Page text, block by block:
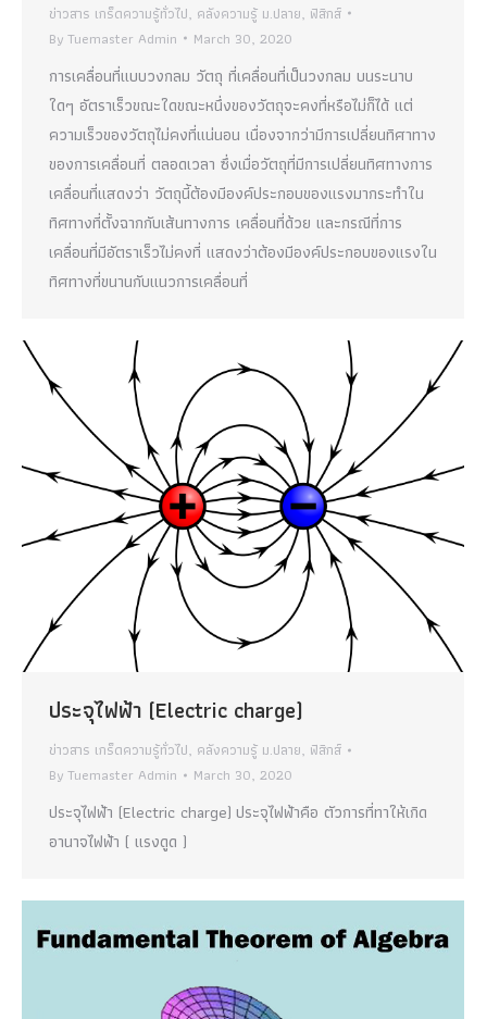
ข่าวสาร เกร็ดความรู้ทั่วไป, คลังความรู้ ม.ปลาย, ฟิสิกส์
ByTuemaster Admin March 30, 2020
การเคลื่อนที่แบบวงกลม วัตถุ ที่เคลื่อนที่เป็นวงกลม บนระนาบ
ใดๆ อัตราเร็วขณะใดขณะหนึ่งของวัตถุจะคงที่หรือไม่ก็ได้ แต่
ความเร็วของวัตถุไม่คงที่แน่นอน เนื่องจากว่ามีการเปลี่ยนทิศาทาง
ของการเคลื่อนที่ ตลอดเวลา ซึ่งเมื่อวัตถุที่มีการเปลี่ยนทิศทางการ
เคลื่อนที่แสดงว่า วัตถุนี้ต้องมีองค์ประกอบของแรงมากระทำใน
ทิศทางที่ตั้งฉากกับเส้นทางการ เคลื่อนที่ด้วย และกรณีที่การ
เคลื่อนที่มีอัตราเร็วไม่คงที่ แสดงว่าต้องมีองค์ประกอบของแรงใน
ทิศทางที่ขนานกับแนวการเคลื่อนที่
ประจุไฟฟ้า (Electric charge)
ข่าวสาร เกร็ดความรู้ทั่วไป, คลังความรู้ ม.ปลาย, ฟิสิกส์
ByTuemaster Admin March 30, 2020
ประจุไฟฟ้า (Electric charge) ประจุไฟฟ้าคือ ตัวการที่ทาให้เกิด
อานาจไฟฟ้า ( แรงดูด )